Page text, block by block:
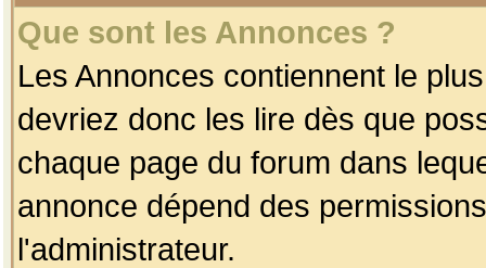
Que sont les Annonces ?
Les Annonces contiennent le
devriez donc les lire dès que
chaque page du forum dans
annonce dépend des
l'administrateur.